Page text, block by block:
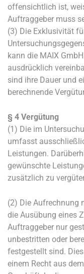
offensichtlich ist,
Auftraggeber muss
(3) Die Exklusivität
kann die MAIX
ausdrücklich
sind ihre Dauer und
berechnende
§ 4 Vergütung
(1) Die im
umfasst
Leistungen.
gewünschte
zusätzlich zu
(2) Die Aufrechnung
die Ausübung eines
Auftraggeber nur
unbestritten oder
festgestellt sind.
einem Recht aus